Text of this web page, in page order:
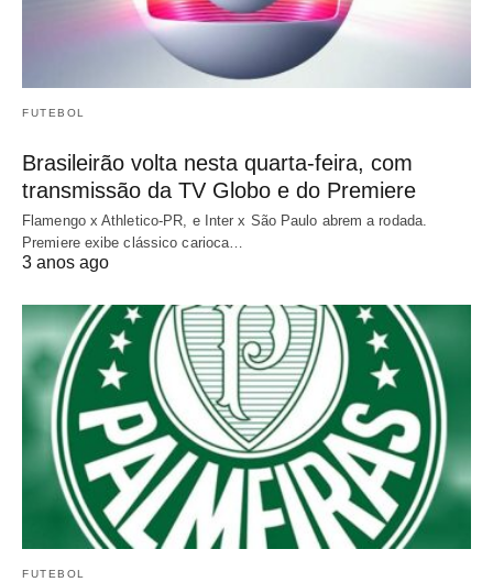
FUTEBOL
Brasileirão volta nesta quarta-feira, com
transmissão da TV Globo e do Premiere
Flamengo x Athletico-PR, e Inter x São Paulo abrem a rodada.
Premiere exibe clássico carioca…
3 anos ago
FUTEBOL